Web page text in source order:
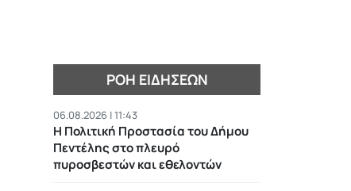
ΡΟΉ ΕΙΔΉΣΕΩΝ
06.08.2026 | 11:43
Η Πολιτική Προστασία του Δήμου
Πεντέλης στο πλευρό
πυροσβεστών και εθελοντών